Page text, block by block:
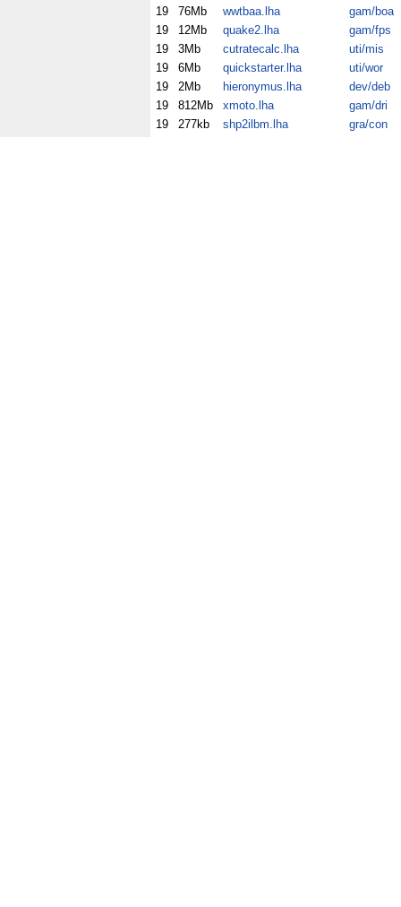
19 76Mb wwtbaa.lha
gam/boa
19
12Mb quake2.lha
gam/fps
19
3Mb cutratecalc.lha
uti/mis
19
6Mb quickstarter.lha
uti/wor
19
2Mb hieronymus.lha
dev/deb
19
812Mb xmoto.lha
gam/dri
19
277kb shp2ilbm.lha gra/con